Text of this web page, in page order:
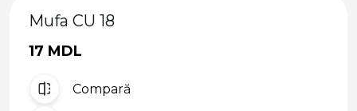
Mufa CU 18
17 MDL
Compară